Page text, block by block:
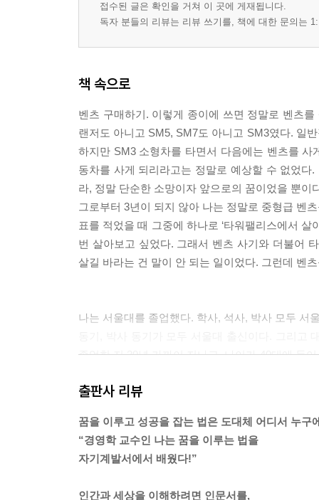
접수된 글은 확인을 거쳐 이 곳에 게재됩니다.
독자 분들의 리뷰는 리뷰 쓰기를, 책에 대한 문의는
책 속으로
벤츠 구매하기. 이렇게 종이에 쓰면 정말로 벤츠
랜저도 아니고 SM5, SM7도 아니고 SM3였다. 일
하지만 SM3 소형차를 타면서 다음에는 벤츠를
동차를 사게 되리라고는 정말로 예상할 수 없었다
라, 정말 단순한 소망이자 앞으로의 꿈이었을 뿐이
그로부터 3년이 되지 않아 나는 정말로 중형급 벤
표를 적었을 때 그중에 하나로 ‘타워팰리스에서
번 살아보고 싶었다. 그래서 벤츠 사기와 더불어
살길 바라는 건 말이 안 되는 일이었다. 그런데 벤
나는 서울대를 졸업했다. 학사, 석사, 박사 모두 서
졸업한 지 20년 가까이 지나고, 나이가 40대에 들
고급 외제 자동차를 타고 다니는 사람은 손으로
아니라는 거다. 일반인 중에서 벤츠를 타는 비율
없다는 뜻이다. 서울대 나왔다고 벤츠를 탈 가능
출판사 리뷰
꿈을 이루고 성공을 잡는 법은 도대체 어디서 누구
“경영학 교수인 나는 꿈을 이루는 법을
자기계발서에서 배웠다!”
인간과 세상을 이해하려면 인문서를,